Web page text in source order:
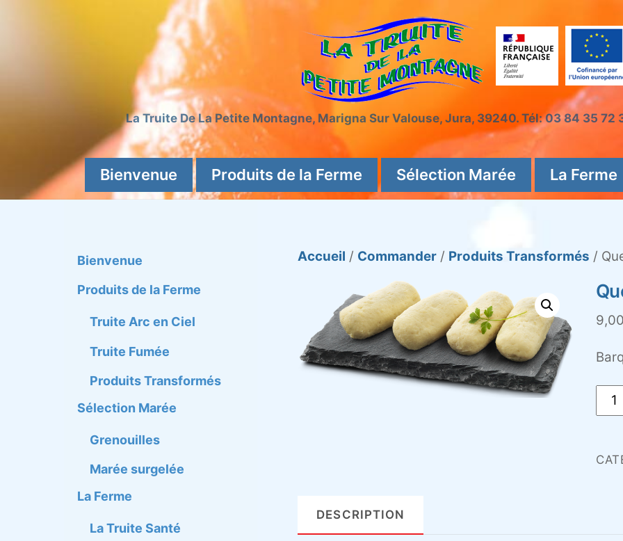
La Truite De La Petite Montagne, Marigna Sur Valouse, Jura, 39240. Tél: 03 84 35
Bienvenue Produits de la Ferme Sélection Marée La Ferme
Accueil / Commander / Produits Transformés /
de
de
DESCRIPTION
Bienvenue
Produits de la Ferme
Truite Arc en Ciel
Truite Fumée
Produits Transformés
Sélection Marée
Grenouilles
Marée surgelée
La Ferme
La Truite Santé